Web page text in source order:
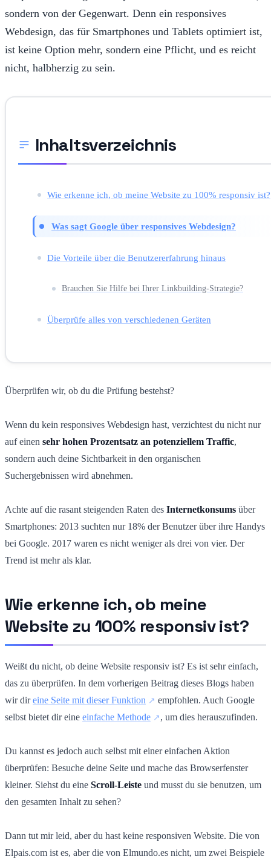
sondern von der Gegenwart. Denn ein responsives
Webdesign, das für Smartphones und Tablets optimiert ist,
ist keine Option mehr, sondern eine Pflicht, und es reicht
nicht, halbherzig zu sein.
Inhaltsverzeichnis
Wie erkenne ich, ob meine Website zu 100% responsiv ist?
Was sagt Google über responsives Webdesign?
Die Vorteile über die Benutzererfahrung hinaus
Brauchen Sie Hilfe bei Ihrer Linkbuilding-Strategie?
Überprüfe alles von verschiedenen Geräten
Überprüfen wir, ob du die Prüfung bestehst?
Wenn du kein responsives Webdesign hast, verzichtest du nicht nur
auf einen sehr hohen Prozentsatz an potenziellem Traffic,
sondern auch deine Sichtbarkeit in den organischen
Suchergebnissen wird abnehmen.
Achte auf die rasant steigenden Raten des Internetkonsums über
Smartphones: 2013 suchten nur 18% der Benutzer über ihre Handys
bei Google. 2017 waren es nicht weniger als drei von vier. Der
Trend ist mehr als klar.
Wie erkenne ich, ob meine
Website zu 100% responsiv ist?
Weißt du nicht, ob deine Website responsiv ist? Es ist sehr einfach,
das zu überprüfen. In dem vorherigen Beitrag dieses Blogs haben
wir direine Seite mit dieser Funktion
empfohlen. Auch Google
selbst bietet dir eine einfache Methode , um dies herauszufinden.
Du kannst es jedoch auch selbst mit einer einfachen Aktion
überprüfen: Besuche deine Seite und mache das Browserfenster
kleiner. Siehst du eine Scroll-Leiste und musst du sie benutzen, um
den gesamten Inhalt zu sehen?
Dann tut mir leid, aber du hast keine responsiven Website. Die von
Elpais.com ist es, aber die von Elmundo.es nicht, um zwei Beispiele